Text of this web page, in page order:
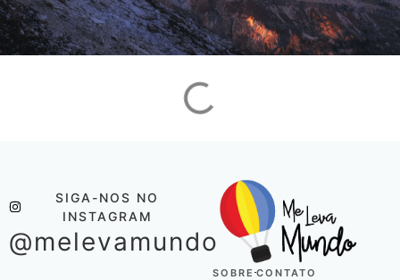
SIGA-NOS NO
INSTAGRAM
@melevamundo
SOBRE CONTATO